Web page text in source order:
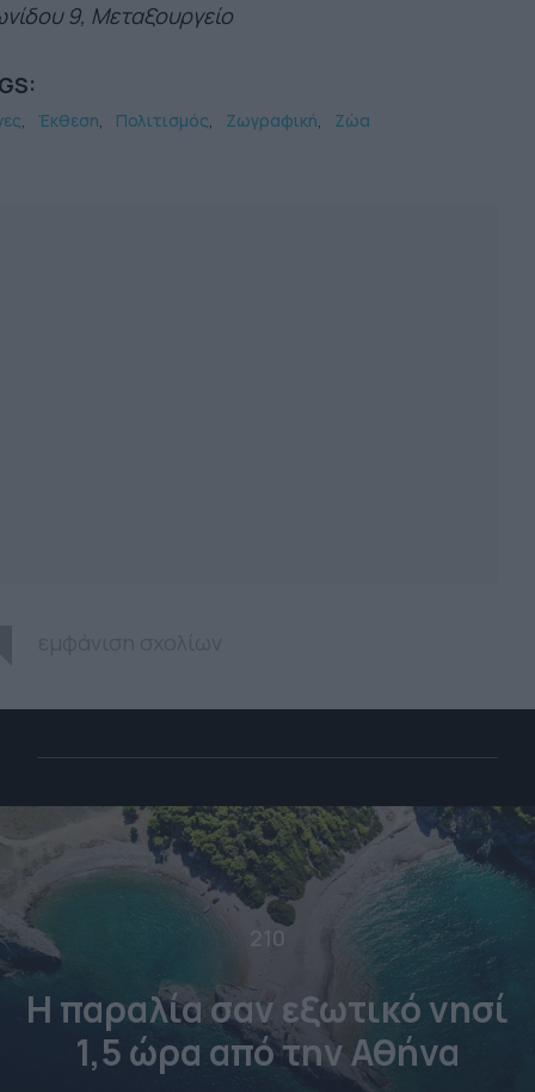
9, Μεταξουργείο
Έκθεση Πολιτισμός Ζωγραφική Ζώα
210
Η παραλία σαν εξωτικό νησί
1,5 ώρα από την Αθήνα